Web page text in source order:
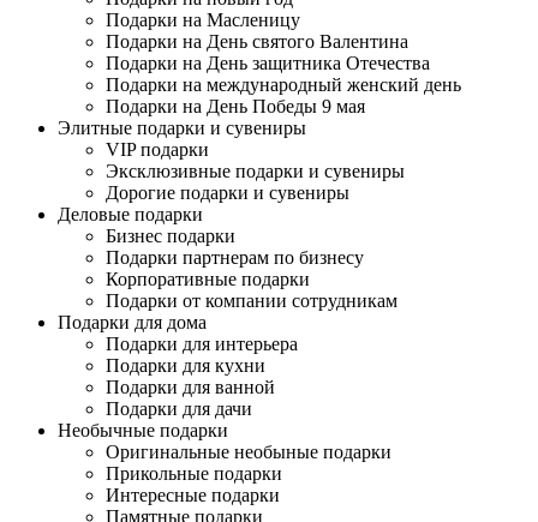
Подарки на Масленицу
Подарки на День святого Валентина
Подарки на День защитника Отечества
Подарки на международный женский день
Подарки на День Победы 9 мая
Элитные подарки и сувениры
VIP подарки
Эксклюзивные подарки и сувениры
Дорогие подарки и сувениры
Деловые подарки
Бизнес подарки
Подарки партнерам по бизнесу
Корпоративные подарки
Подарки от компании сотрудникам
Подарки для дома
Подарки для интерьера
Подарки для кухни
Подарки для ванной
Подарки для дачи
Необычные подарки
Оригинальные необыные подарки
Прикольные подарки
Интересные подарки
Памятные подарки